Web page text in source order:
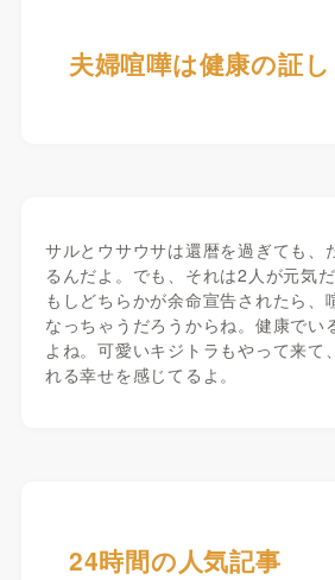
夫婦喧嘩は健康の証し
サルとウサウサは還暦を過ぎても、
るんだよ。でも、それは2人が元気
もしどちらかが余命宣告されたら、
なっちゃうだろうからね。健康でい
よね。可愛いキジトラもやって来て
れる幸せを感じてるよ。
24時間の人気記事